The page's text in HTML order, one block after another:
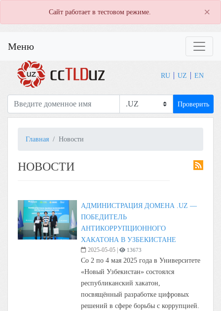
Сайт работает в тестовом режиме. ×
Меню
RU UZ EN
Проверить
Главная Новости
НОВОСТИ
АДМИНИСТРАЦИЯ ДОМЕНА .UZ —
ПОБЕДИТЕЛЬ
АНТИКОРРУПЦИОННОГО
ХАКАТОНА В УЗБЕКИСТАНЕ
2025-05-05 13673
Со 2 по 4 мая 2025 года в Университете
«Новый Узбекистан» состоялся
республиканский хакатон,
посвящённый разработке цифровых
решений в сфере борьбы с коррупцией.